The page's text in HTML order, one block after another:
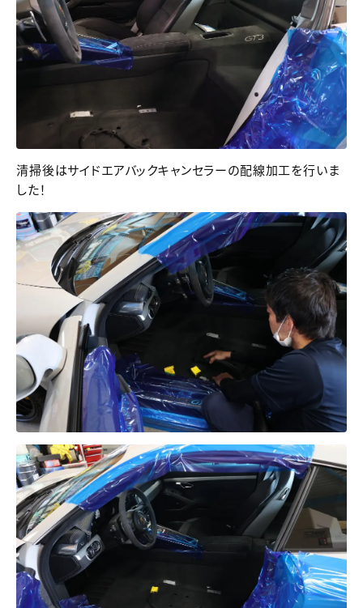
清掃後はサイドエアバックキャンセラーの配線加工を行いま
した！